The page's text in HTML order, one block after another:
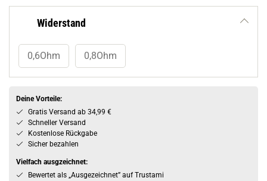
Widerstand
0,6Ohm 0,8Ohm
Deine Vorteile:
Gratis Versand ab 34,99 €
Schneller Versand
Kostenlose Rückgabe
Sicher bezahlen
Vielfach ausgzeichnet:
Bewertet als „Ausgezeichnet” auf Trustami